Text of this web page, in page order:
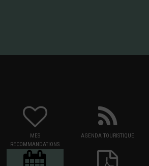
MES
RECOMMANDATIONS
AGENDA TOURISTIQUE